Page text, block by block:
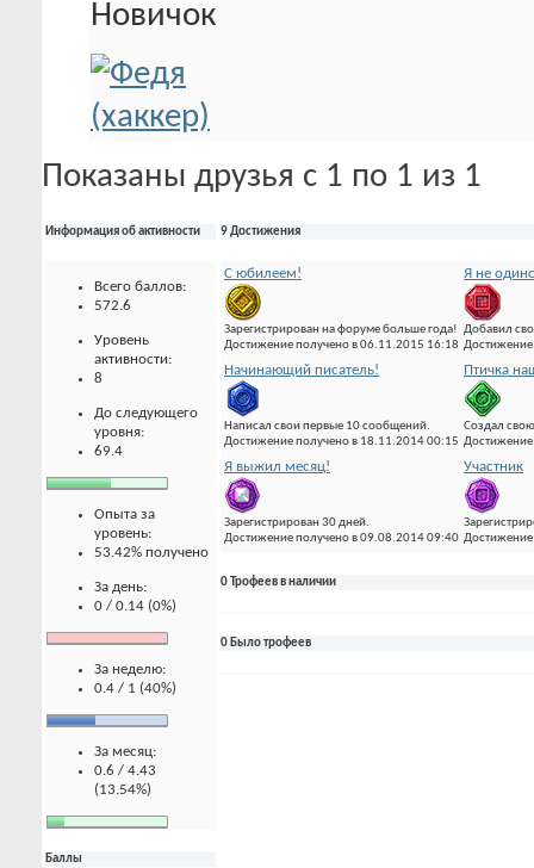
Новичок
Показаны друзья с 1 по 1 из 1
Информация об активности
Всего баллов:
572.6
Уровень
активности:
8
До следующего
уровня:
69.4
Опыта за
уровень:
53.42% получено
За день:
0 / 0.14 (0%)
За неделю:
0.4 / 1 (40%)
За месяц:
0.6 / 4.43
(13.54%)
Баллы
9 Достижения
С юбилеем!
Зарегистрирован на форуме больше года!
Достижение получено в 06.11.2015 16:18
Я не
Добавил
Начинающий писатель!
Написал свои первые 10 сообщений.
Достижение получено в 18.11.2014 00:15
Птичка
Создал
Я выжил месяц!
Зарегистрирован 30 дней.
Достижение получено в 09.08.2014 09:40
Участник
0 Трофеев в наличии
0 Было трофеев